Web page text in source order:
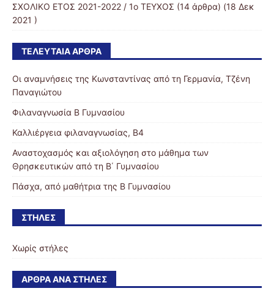
ΣΧΟΛΙΚΟ ΕΤΟΣ 2021-2022 / 1ο ΤΕΥΧΟΣ (14 άρθρα) (18 Δεκ
2021 )
ΤΕΛΕΥΤΑΊΑ ΆΡΘΡΑ
Οι αναμνήσεις της Κωνσταντίνας από τη Γερμανία, Τζένη
Παναγιώτου
Φιλαναγνωσία Β Γυμνασίου
Καλλιέργεια φιλαναγνωσίας, Β4
Αναστοχασμός και αξιολόγηση στο μάθημα των
Θρησκευτικών από τη Β΄ Γυμνασίου
Πάσχα, από μαθήτρια της Β Γυμνασίου
ΣΤΉΛΕΣ
Χωρίς στήλες
ΆΡΘΡΑ ΑΝΆ ΣΤΉΛΕΣ